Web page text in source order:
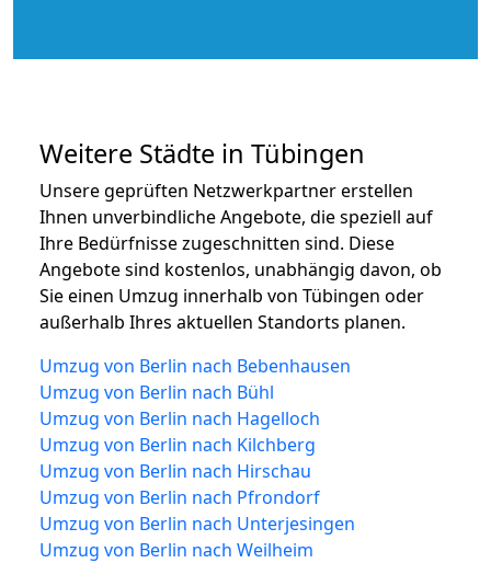
Weitere Städte in Tübingen
Unsere geprüften Netzwerkpartner erstellen
Ihnen unverbindliche Angebote, die speziell auf
Ihre Bedürfnisse zugeschnitten sind. Diese
Angebote sind kostenlos, unabhängig davon, ob
Sie einen Umzug innerhalb von Tübingen oder
außerhalb Ihres aktuellen Standorts planen.
Umzug von Berlin nach Bebenhausen
Umzug von Berlin nach Bühl
Umzug von Berlin nach Hagelloch
Umzug von Berlin nach Kilchberg
Umzug von Berlin nach Hirschau
Umzug von Berlin nach Pfrondorf
Umzug von Berlin nach Unterjesingen
Umzug von Berlin nach Weilheim